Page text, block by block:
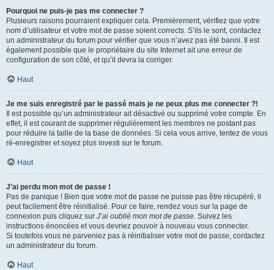
Pourquoi ne puis-je pas me connecter ?
Plusieurs raisons pourraient expliquer cela. Premièrement, vérifiez que votre
nom d’utilisateur et votre mot de passe soient corrects. S’ils le sont, contactez
un administrateur du forum pour vérifier que vous n’avez pas été banni. Il est
également possible que le propriétaire du site Internet ait une erreur de
configuration de son côté, et qu’il devra la corriger.
Haut
Je me suis enregistré par le passé mais je ne peux plus me connecter ?!
Il est possible qu’un administrateur ait désactivé ou supprimé votre compte. En
effet, il est courant de supprimer régulièrement les membres ne postant pas
pour réduire la taille de la base de données. Si cela vous arrive, tentez de vous
ré-enregistrer et soyez plus investi sur le forum.
Haut
J’ai perdu mon mot de passe !
Pas de panique ! Bien que votre mot de passe ne puisse pas être récupéré, il
peut facilement être réinitialisé. Pour ce faire, rendez vous sur la page de
connexion puis cliquez sur J’ai oublié mon mot de passe. Suivez les
instructions énoncées et vous devriez pouvoir à nouveau vous connecter.
Si toutefois vous ne parveniez pas à réinitialiser votre mot de passe, contactez
un administrateur du forum.
Haut